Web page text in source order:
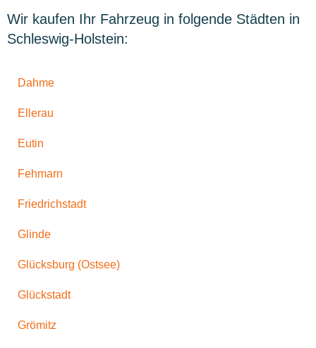
Wir kaufen Ihr Fahrzeug in folgende Städten in
Schleswig-Holstein:
Dahme
Ellerau
Eutin
Fehmarn
Friedrichstadt
Glinde
Glücksburg (Ostsee)
Glückstadt
Grömitz